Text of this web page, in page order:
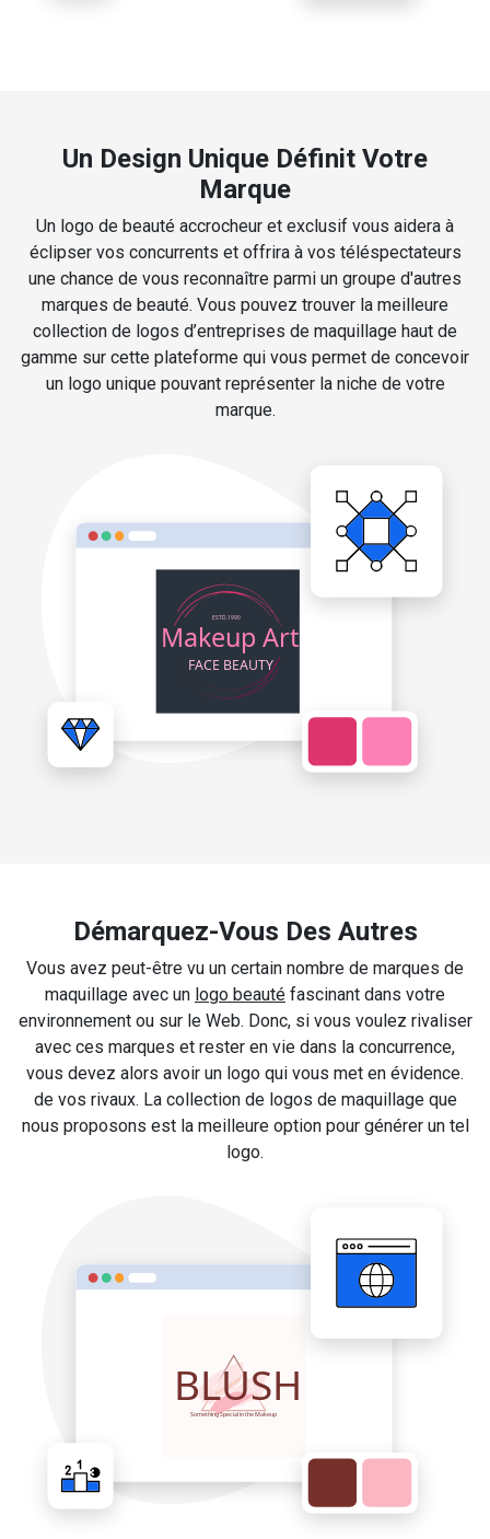
Un Design Unique Définit Votre
Marque
Un logo de beauté accrocheur et exclusif vous aidera à
éclipser vos concurrents et offrira à vos téléspectateurs
une chance de vous reconnaître parmi un groupe d'autres
marques de beauté. Vous pouvez trouver la meilleure
collection de logos d’entreprises de maquillage haut de
gamme sur cette plateforme qui vous permet de concevoir
un logo unique pouvant représenter la niche de votre
marque.
Démarquez-Vous Des Autres
Vous avez peut-être vu un certain nombre de marques de
maquillage avec un logo beauté fascinant dans votre
environnement ou sur le Web. Donc, si vous voulez rivaliser
avec ces marques et rester en vie dans la concurrence,
vous devez alors avoir un logo qui vous met en évidence.
de vos rivaux. La collection de logos de maquillage que
nous proposons est la meilleure option pour générer un tel
logo.